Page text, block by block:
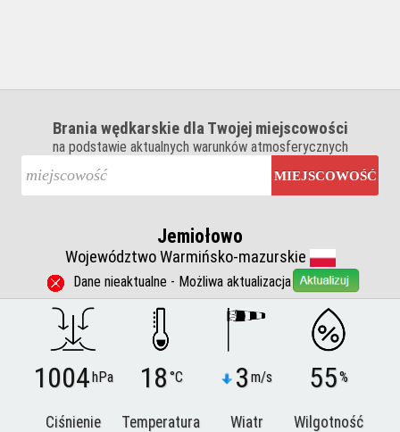
Brania wędkarskie dla Twojej miejscowości
na podstawie aktualnych warunków atmosferycznych
MIEJSCOWOŚĆ
Jemiołowo
Województwo Warmińsko-mazurskie
Dane nieaktualne - Możliwa aktualizacja
1004hPa
Ciśnienie
18°C
Temperatura
3m/s
Wiatr
55%
Wilgotność